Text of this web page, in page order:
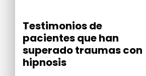
Testimonios de
pacientes que han
superado traumas con
hipnosis